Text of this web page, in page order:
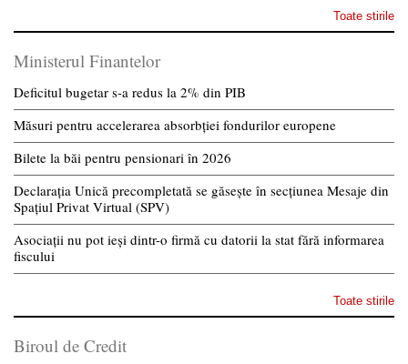
Toate stirile
Ministerul Finantelor
Deficitul bugetar s-a redus la 2% din PIB
Măsuri pentru accelerarea absorbției fondurilor europene
Bilete la băi pentru pensionari în 2026
Declarația Unică precompletată se găsește în secțiunea Mesaje din
Spațiul Privat Virtual (SPV)
Asociații nu pot ieși dintr-o firmă cu datorii la stat fără informarea
fiscului
Toate stirile
Biroul de Credit